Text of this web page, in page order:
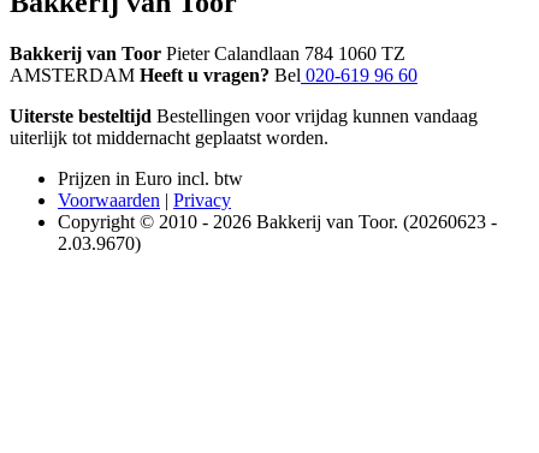
Bakkerij van Toor Pieter Calandlaan 784 1060 TZ
AMSTERDAM Heeft u vragen? Bel 020-619 96 60
Uiterste besteltijd Bestellingen voor vrijdag kunnen vandaag
uiterlijk tot middernacht geplaatst worden.
Prijzen in Euro incl. btw
Voorwaarden | Privacy
Copyright © 2010 - 2026 Bakkerij van Toor. (20260623 -
2.03.9670)